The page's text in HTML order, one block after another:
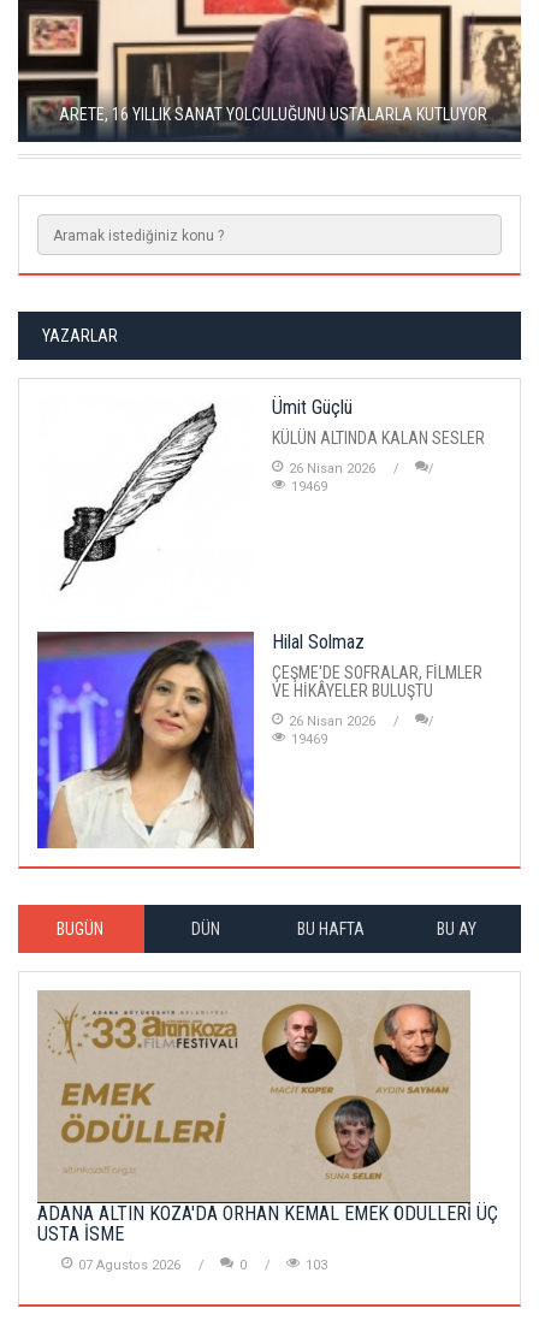
SEÇKİN PİRİM İLE ŞEREFİYE SARNICI'NDA "DÜN İLE BUGÜN"
SERGİSİ
YAZARLAR
Ümit Güçlü
KÜLÜN ALTINDA KALAN SESLER
26 Nisan 2026
19469
Hilal Solmaz
ÇEŞME'DE SOFRALAR, FİLMLER
VE HİKÂYELER BULUŞTU
26 Nisan 2026
19469
BUGÜN DÜN BU HAFTA BU AY
ADANA ALTIN KOZA'DA ORHAN KEMAL EMEK ÖDÜLLERİ ÜÇ
USTA İSME
07 Agustos 2026 0 103